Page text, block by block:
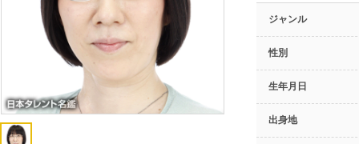
ジャンル
性別
生年月日
出身地